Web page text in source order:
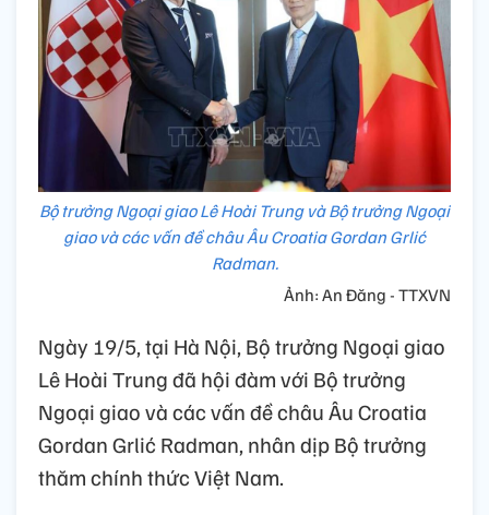
Bộ trưởng Ngoại giao Lê Hoài Trung và Bộ trưởng Ngoại
giao và các vấn đề châu Âu Croatia Gordan Grlić
Radman.
Ảnh: An Đăng - TTXVN
Ngày 19/5, tại Hà Nội, Bộ trưởng Ngoại giao
Lê Hoài Trung đã hội đàm với Bộ trưởng
Ngoại giao và các vấn đề châu Âu Croatia
Gordan Grlić Radman, nhân dịp Bộ trưởng
thăm chính thức Việt Nam.